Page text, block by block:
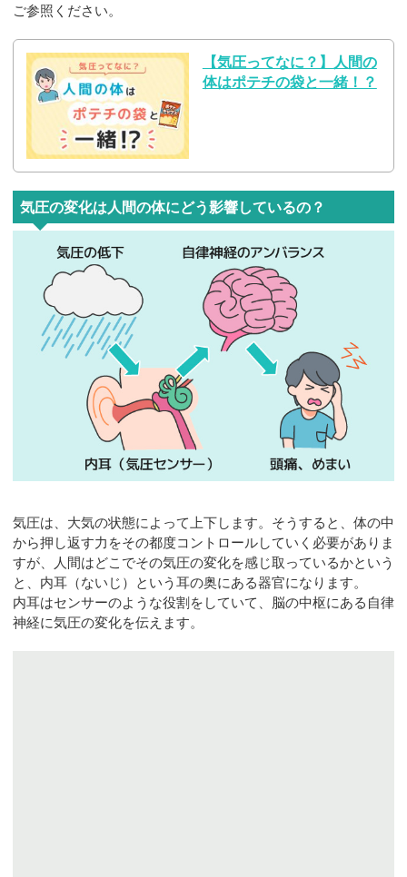
ご参照ください。
【気圧ってなに？】人間の
体はポテチの袋と一緒！？
気圧の変化は人間の体にどう影響しているの？
気圧は、大気の状態によって上下します。そうすると、体の中
から押し返す力をその都度コントロールしていく必要がありま
すが、人間はどこでその気圧の変化を感じ取っているかという
と、内耳（ないじ）という耳の奥にある器官になります。
内耳はセンサーのような役割をしていて、脳の中枢にある自律
神経に気圧の変化を伝えます。